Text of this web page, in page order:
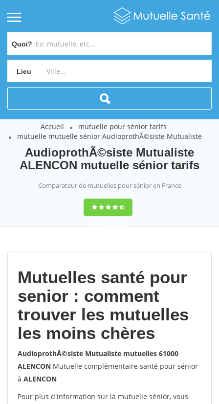
Quoi?
Lieu
Accueil
mutuelle pour sénior tarifs
mutuelle mutuelle sénior AudioprothÃ©siste Mutualiste
AudioprothÃ©siste Mutualiste
ALENCON mutuelle sénior tarifs
Comparateur de mutuelles pour sénior en France
9,2(100%)452
Mutuelles santé pour
senior : comment
trouver les mutuelles
les moins chères
AudioprothÃ©siste Mutualiste mutuelles 61000
ALENCON Mutuelle complémentaire santé pour sénior
à ALENCON
Pour plus d'information sur la mutuelle sénior, vous